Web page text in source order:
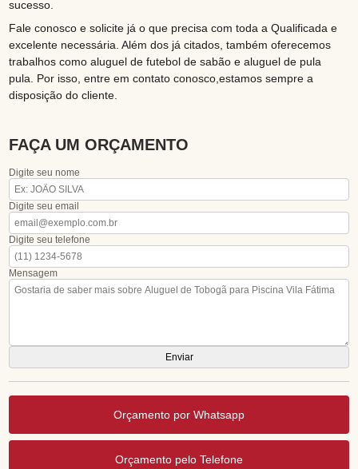
sucesso.
Fale conosco e solicite já o que precisa com toda a Qualificada e
excelente necessária. Além dos já citados, também oferecemos
trabalhos como aluguel de futebol de sabão e aluguel de pula
pula. Por isso, entre em contato conosco,estamos sempre a
disposição do cliente.
FAÇA UM ORÇAMENTO
Digite seu nome
Digite seu email
Digite seu telefone
Mensagem
Orçamento por Whatsapp
Orçamento pelo Telefone